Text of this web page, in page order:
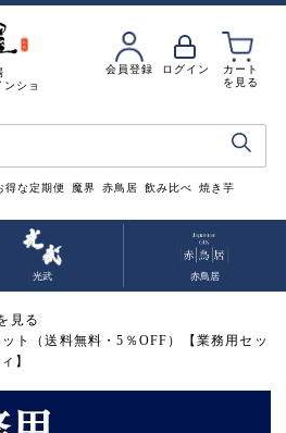
ンショ
会員登録 ログイン
カート
を見る
得な定期便 魔界 赤鳥居 飲み比べ 焼き芋
光武 赤鳥居
見る
ト（送料無料・5％OFF）【業務用セッ
】